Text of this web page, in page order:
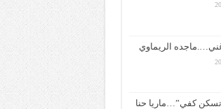
الريماوي
كفي”…ماريا حنا